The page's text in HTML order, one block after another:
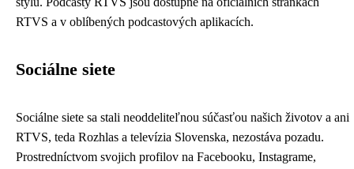
RTVS a v oblíbených podcastových aplikacích.
Sociálne siete
Sociálne siete sa stali neoddeliteľnou súčasťou našich životov a ani
RTVS, teda Rozhlas a televízia Slovenska, nezostáva pozadu.
Prostredníctvom svojich profilov na Facebooku, Instagrame,